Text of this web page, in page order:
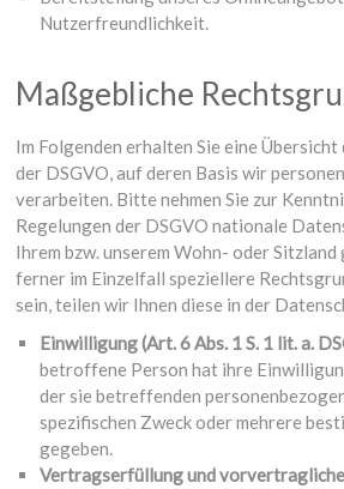
Nutzerfreundlichkeit.
Maßgebliche
Im Folgenden erhalten Sie eine
der DSGVO, auf deren Basis wir
verarbeiten. Bitte nehmen Sie zur
Regelungen der DSGVO nationale
Ihrem bzw. unserem Wohn- oder
ferner im Einzelfall speziellere
sein, teilen wir Ihnen diese in der
Einwilligung (Art. 6 Abs. 1 S. 1 lit. a.
betroffene Person hat ihre
der sie betreffenden
spezifischen Zweck oder mehrere
gegeben.
Vertragserfüllung und